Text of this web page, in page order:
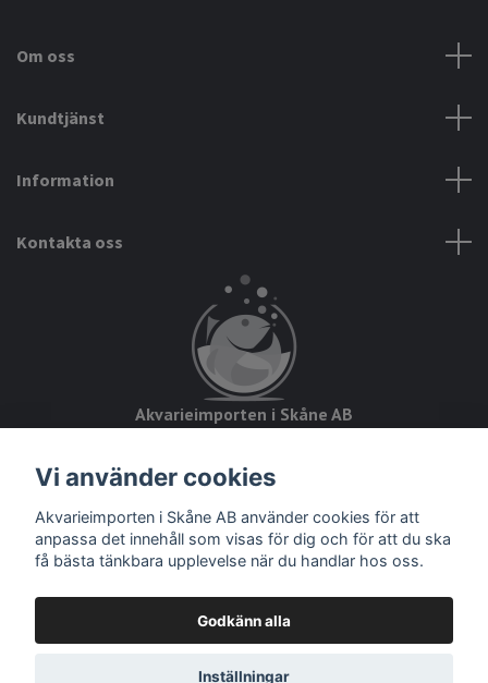
Om oss
Kundtjänst
Information
Kontakta oss
Akvarieimporten i Skåne AB
28234 Tyringe
Org.nr: 559093-8832
© 2026 Akvarieimporten
Vi använder cookies
Akvarieimporten i Skåne AB använder cookies för att
anpassa det innehåll som visas för dig och för att du ska
få bästa tänkbara upplevelse när du handlar hos oss.
Godkänn alla
Inställningar